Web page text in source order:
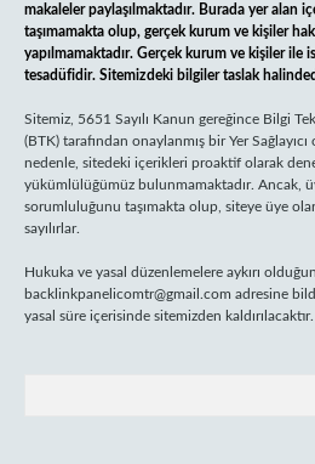
makaleler paylaşılmaktadır. Burada yer alan
taşımamakta olup, gerçek kurum ve kişiler
yapılmamaktadır. Gerçek kurum ve kişiler ile
tesadüfidir. Sitemizdeki bilgiler taslak
Sitemiz, 5651 Sayılı Kanun gereğince Bilgi
(BTK) tarafından onaylanmış bir Yer
nedenle, sitedeki içerikleri proaktif olarak
yükümlülüğümüz bulunmamaktadır. Ancak,
sorumluluğunu taşımakta olup, siteye üye
sayılırlar.
Hukuka ve yasal düzenlemelere aykırı
backlinkpanelicomtr@gmail.com adresine
yasal süre içerisinde sitemizden kaldırılacaktır.